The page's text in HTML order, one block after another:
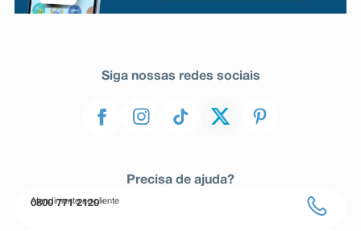
Siga nossas redes sociais
Precisa de ajuda?
Atendimento ao cliente
0800 771 2120